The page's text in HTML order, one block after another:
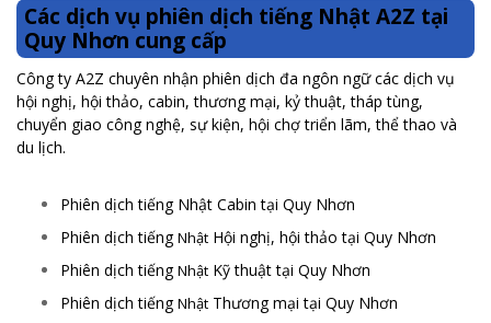
Các dịch vụ phiên dịch tiếng Nhật A2Z tại
Quy Nhơn cung cấp
Công ty A2Z chuyên nhận phiên dịch đa ngôn ngữ các dịch vụ
hội nghị, hội thảo, cabin, thương mại, kỷ thuật, tháp tùng,
chuyển giao công nghệ, sự kiện, hội chợ triển lãm, thể thao và
du lịch.
Phiên dịch tiếng Nhật Cabin tại Quy Nhơn
Phiên dịch tiếngNhật Hội nghị, hội thảo tại Quy Nhơn
Phiên dịch tiếngNhật Kỹ thuật tại Quy Nhơn
Phiên dịch tiếngNhật Thương mại tại Quy Nhơn